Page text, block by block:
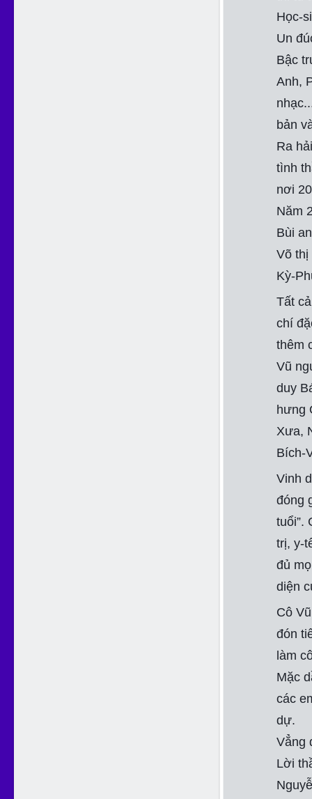
Học-
Un
Bậc
Anh,
bản
Ra
tình
nơi
Năm
Bùi
Võ thị
Kỳ-
Tất
chí
thêm
Vũ
duy
hưng
Xưa,
Bích-
Vinh
đóng
tuổi”.
trị, y-
đủ
diện
Cô
đón
làm
Mặc
các
dự.
Vẳng
Lời